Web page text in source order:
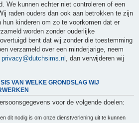
We kunnen echter niet controleren of een
raden ouders dan ook aan betrokken te zijn
kinderen om zo te voorkomen dat er
worden zonder ouderlijke
bent dat wij zonder die toestemming
verzameld over een minderjarige, neem
privacy@dutchsims.nl , dan verwijderen wij
VAN WELKE GRONDSLAG WIJ
voor de volgende doelen:
dit nodig is om onze dienstverlening uit te kunnen